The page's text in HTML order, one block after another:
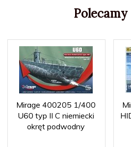
Polecamy
Mirage 400205 1/400
U60 typ II C niemiecki
okręt podwodny